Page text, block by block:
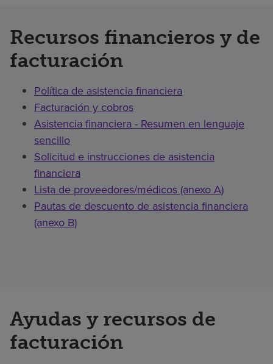
Recursos financieros y de
facturación
Política de asistencia financiera
Facturación y cobros
Asistencia financiera - Resumen en lenguaje
sencillo
Solicitud e instrucciones de asistencia
financiera
Lista de proveedores/médicos (anexo A)
Pautas de descuento de asistencia financiera
(anexo B)
Ayudas y recursos de
facturación